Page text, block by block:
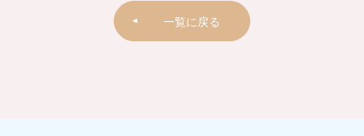
一覧に戻る